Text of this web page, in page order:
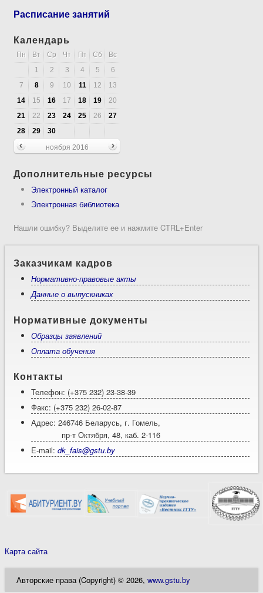
Расписание занятий
Календарь
Пн Вт Ср Чт Пт Сб
Вс
1
2 3 4 5
6
7
8 9 10 11 12
13
14
15 16 17 18 19
20
21
22 23 24 25 26
27
28
29
30
ноября 2016
Дополнительные ресурсы
Электронный каталог
Электронная библиотека
Нашли ошибку? Выделите ее и нажмите CTRL+Enter
Заказчикам кадров
Нормативно-правовые акты
Данные о выпускниках
Нормативные документы
Образцы заявлений
Оплата обучения
Контакты
Телефон: (+375 232) 23-38-39
Факс: (+375 232) 26-02-87
Адрес: 246746 Беларусь, г. Гомель,
пр-т Октября, 48, каб. 2-116
E-mail:dk_fais@gstu.by
Карта сайта
Авторские права (Copyright) © 2026, www.gstu.by